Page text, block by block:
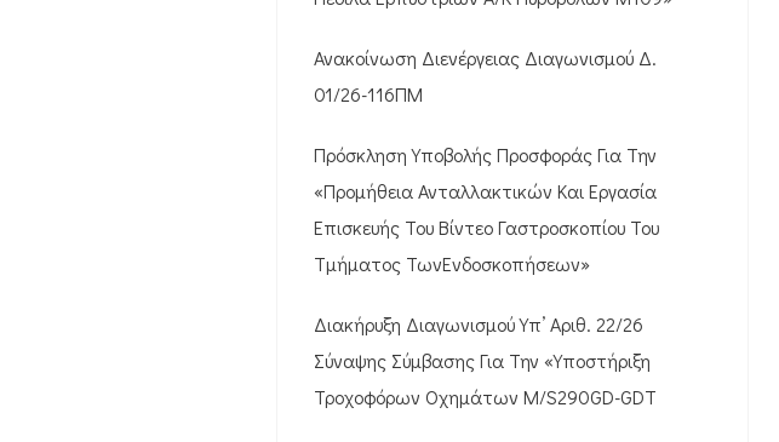
Ανακοίνωση Διενέργειας Διαγωνισμού Δ.
01/26-116ΠΜ
Πρόσκληση Υποβολής Προσφοράς Για Την
«Προμήθεια Ανταλλακτικών Και Εργασία
Επισκευής Του Βίντεο Γαστροσκοπίου Του
Τμήματος ΤωνΕνδοσκοπήσεων»
Διακήρυξη Διαγωνισμού Υπ’ Αριθ. 22/26
Σύναψης Σύμβασης Για Την «Υποστήριξη
Τροχοφόρων Οχημάτων M/S290GD-GDT